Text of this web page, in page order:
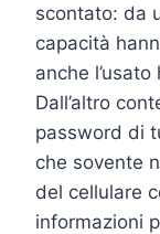
scontato: da
capacità
anche
Dall’altro
password di
che sovente
del cellulare
informazioni